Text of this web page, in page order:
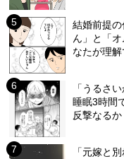
結婚前提
ん」と「
なたが理解
「うるさ
睡眠3時間
反撃なるか
「元嫁と